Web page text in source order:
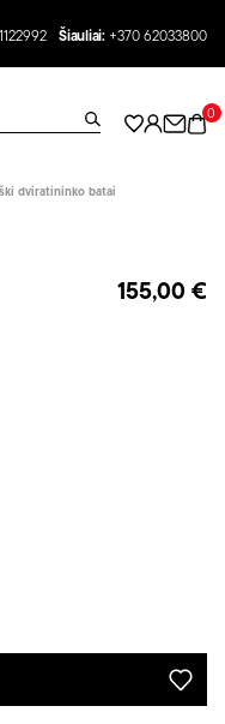
Šiauliai: +370 62033800
0
dviratininko batai
155,00 €